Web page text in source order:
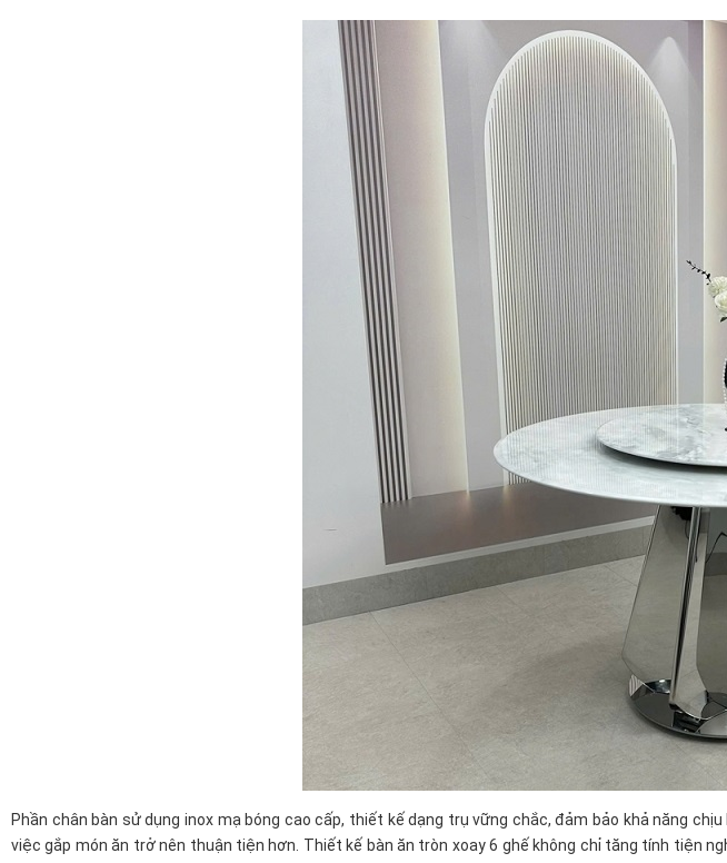
Phần chân bàn sử dụng inox mạ bóng cao cấp, thiết kế dạng trụ vững chắc, đảm bảo khả năng
việc gắp món ăn trở nên thuận tiện hơn. Thiết kế bàn ăn tròn xoay 6 ghế không chỉ tăng tính tiện